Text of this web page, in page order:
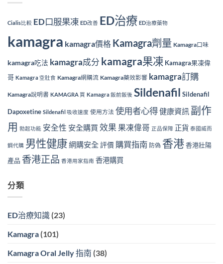
Cialis比較 ED口服果凍 ED改善 ED治療 ED治療藥物
kamagra kamagra價格 Kamagra劑量 Kamagra口味
kamagra吃法 kamagra成分 kamagra果凍 Kamagra果凍偉
哥 Kamagra 空肚食 Kamagra網購流 Kamagra藥效影響 kamagra訂購
Kamagra說明書 KAMAGRA 買 Kamagra 飯前飯後 Sildenafil Sildenafil
Dapoxetine Sildenafil 吸收速度 使用方法 使用者心得健康資訊 副作
用 勃起功能 安全性 安全購買 效果 果凍偉哥 正品保障 正貨 泰國威而
鋼代購 男性健康網購安全評價 購買指南 防偽 香港香港壯陽
產品 香港正品 香港用家指南 香港購買
分類
ED治療知識 (23)
Kamagra (101)
Kamagra Oral Jelly 指南 (38)